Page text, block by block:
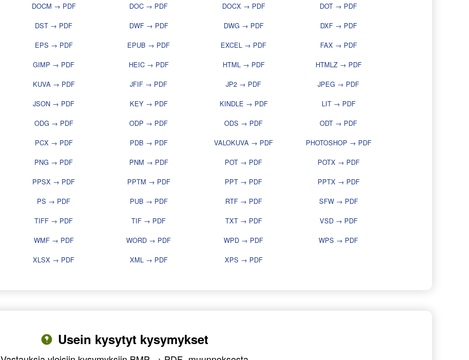
DOCM → PDF DOC → PDF DOCX → PDF
DOT → PDF
DST → PDF DWF → PDF DWG → PDF
DXF → PDF
EPS → PDF EPUB → PDF EXCEL → PDF
FAX → PDF
GIMP → PDF HEIC → PDF HTML → PDF
HTMLZ → PDF
KUVA → PDF JFIF → PDF JP2 → PDF
JPEG → PDF
JSON → PDF KEY → PDF KINDLE → PDF
LIT → PDF
ODG → PDF ODP → PDF ODS → PDF
ODT → PDF
PCX → PDF PDB → PDF VALOKUVA → PDF
PHOTOSHOP → PDF
PNG → PDF PNM → PDF POT → PDF
POTX → PDF
PPSX → PDF PPTM → PDF PPT → PDF
PPTX → PDF
PS → PDF PUB → PDF RTF → PDF
SFW → PDF
TIFF → PDF TIF → PDF TXT → PDF
VSD → PDF
WMF → PDF WORD → PDF WPD → PDF
WPS → PDF
XLSX → PDF XML → PDF XPS → PDF
Usein kysytyt kysymykset